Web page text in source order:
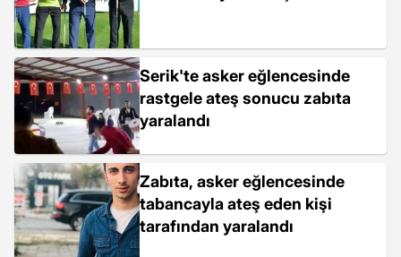
Serik'te asker eğlencesinde
rastgele ateş sonucu zabıta
yaralandı
Zabıta, asker eğlencesinde
tabancayla ateş eden kişi
tarafından yaralandı